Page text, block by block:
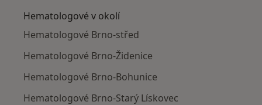
Hematologové v okolí
Hematologové Brno-střed
Hematologové Brno-Židenice
Hematologové Brno-Bohunice
Hematologové Brno-Starý Lískovec